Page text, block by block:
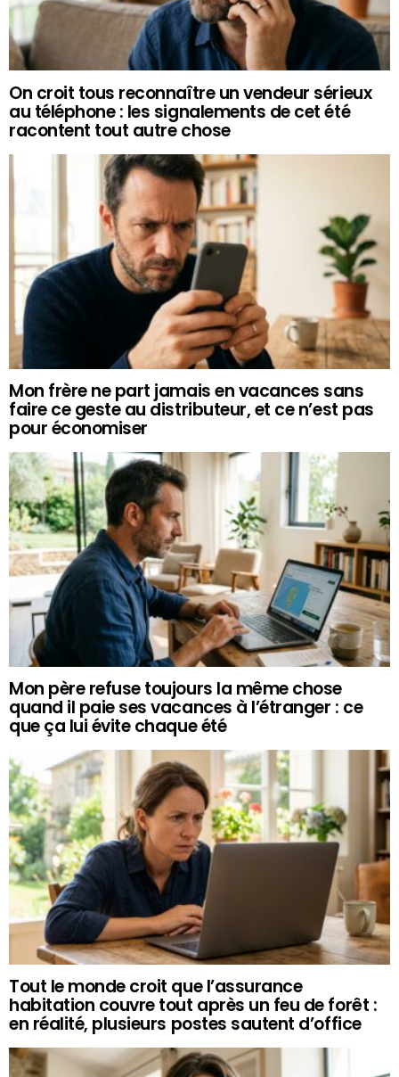
On croit tous reconnaître un vendeur sérieux
au téléphone : les signalements de cet été
racontent tout autre chose
Mon frère ne part jamais en vacances sans
faire ce geste au distributeur, et ce n’est pas
pour économiser
Mon père refuse toujours la même chose
quand il paie ses vacances à l’étranger : ce
que ça lui évite chaque été
Tout le monde croit que l’assurance
habitation couvre tout après un feu de forêt :
en réalité, plusieurs postes sautent d’office